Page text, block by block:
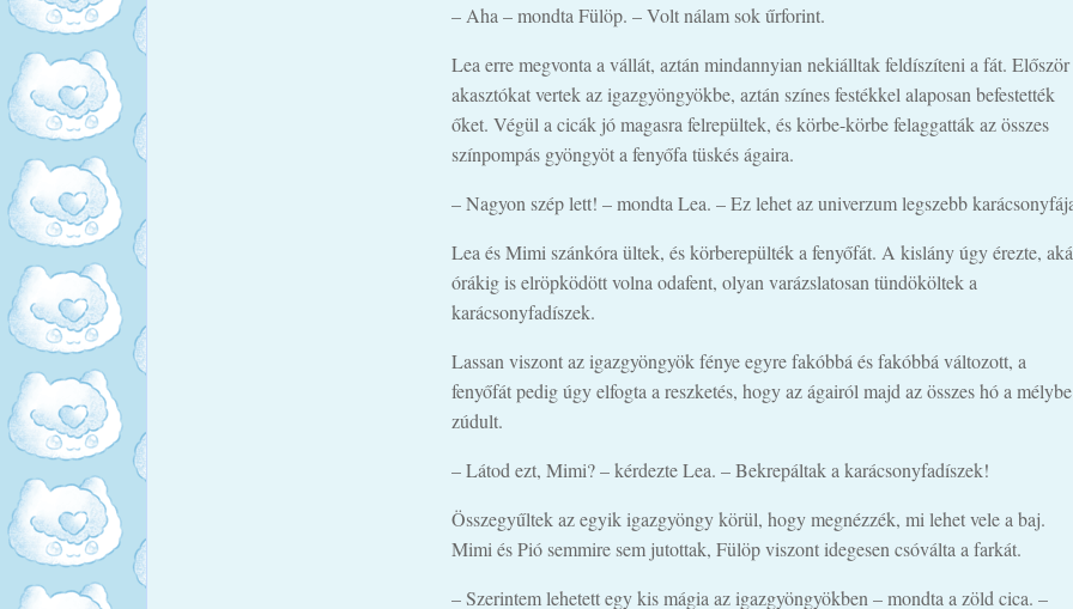
– Aha – mondta Fülöp. – Volt nálam sok űrforint.
Lea erre megvonta a vállát, aztán mindannyian nekiálltak feldíszíteni a fát. Először
akasztókat vertek az igazgyöngyökbe, aztán színes festékkel alaposan befestették
őket. Végül a cicák jó magasra felrepültek, és körbe-körbe felaggatták az összes
színpompás gyöngyöt a fenyőfa tüskés ágaira.
– Nagyon szép lett! – mondta Lea. – Ez lehet az univerzum legszebb
Lea és Mimi szánkóra ültek, és körberepülték a fenyőfát. A kislány úgy érezte,
órákig is elröpködött volna odafent, olyan varázslatosan tündököltek a
karácsonyfadíszek.
Lassan viszont az igazgyöngyök fénye egyre fakóbbá és fakóbbá változott, a
fenyőfát pedig úgy elfogta a reszketés, hogy az ágairól majd az összes hó a mélybe
zúdult.
– Látod ezt, Mimi? – kérdezte Lea. – Bekrepáltak a karácsonyfadíszek!
Összegyűltek az egyik igazgyöngy körül, hogy megnézzék, mi lehet vele a baj.
Mimi és Pió semmire sem jutottak, Fülöp viszont idegesen csóválta a farkát.
– Szerintem lehetett egy kis mágia az igazgyöngyökben – mondta a zöld cica. –